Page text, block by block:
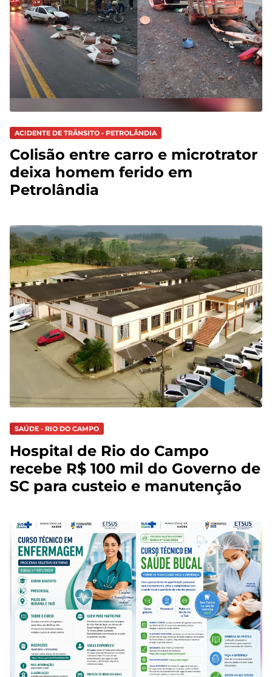
ACIDENTE DE TRÂNSITO - PETROLÂNDIA
Colisão entre carro e microtrator
deixa homem ferido em
Petrolândia
SAÚDE - RIO DO CAMPO
Hospital de Rio do Campo
recebe R$ 100 mil do Governo de
SC para custeio e manutenção